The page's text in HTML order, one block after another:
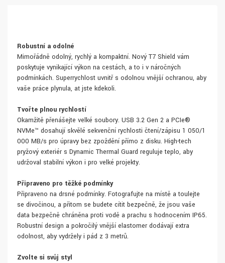
Robustní a odolné
Mimořádně odolný, rychlý a kompaktní. Nový T7 Shield vám
poskytuje vynikající výkon na cestách, a to i v náročných
podmínkách. Superrychlost uvnitř s odolnou vnější ochranou, aby
vaše práce plynula, ať jste kdekoli.
Tvořte plnou rychlostí
Okamžitě přenášejte velké soubory. USB 3.2 Gen 2 a PCIe®
NVMe™ dosahují skvělé sekvenční rychlosti čtení/zápisu 1 050/1
000 MB/s pro úpravy bez zpoždění přímo z disku. High-tech
pryžový exteriér s Dynamic Thermal Guard reguluje teplo, aby
udržoval stabilní výkon i pro velké projekty.
Připraveno pro těžké podmínky
Připraveno na drsné podmínky. Fotografujte na místě a toulejte
se divočinou, a přitom se budete cítit bezpečně, že jsou vaše
data bezpečně chráněna proti vodě a prachu s hodnocením IP65.
Robustní design a pokročilý vnější elastomer dodávají extra
odolnost, aby vydržely i pád z 3 metrů.
Zvolte si svůj styl